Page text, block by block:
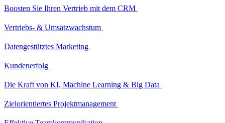
Boosten Sie Ihren Vertrieb mit dem CRM
Vertriebs- & Umsatzwachstum
Datengestütztes Marketing
Kundenerfolg
Die Kraft von KI, Machine Learning & Big Data
Zielorientiertes Projektmanagement